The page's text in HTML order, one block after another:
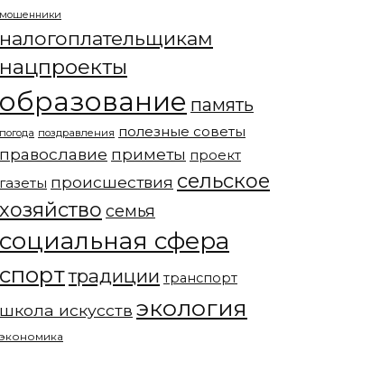
мошенники
налогоплательщикам
нацпроекты
образование память
погода поздравления полезные советы
православие приметы проект
газеты происшествия сельское
хозяйство семья
социальная сфера
спорттрадиции транспорт
школа искусств экология
экономика